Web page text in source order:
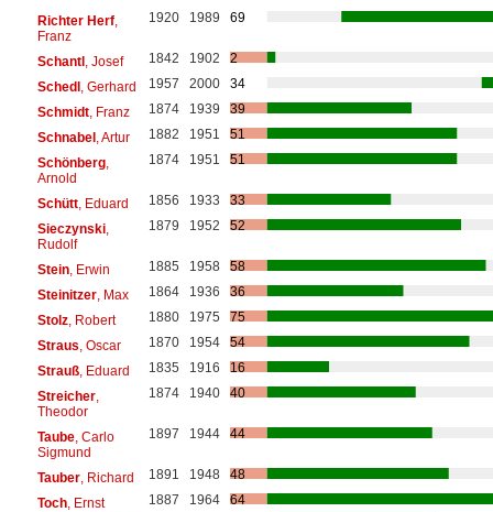
Richter Herf,
Franz
1920 1989 69
Schantl, Josef 1842 1902
2
Schedl, Gerhard 1957 2000
34
Schmidt, Franz 1874 1939
39
Schnabel, Artur 1882 1951
51
Schönberg,
Arnold
1874 1951 51
Schütt, Eduard 1856 1933
33
Sieczynski,
Rudolf
1879 1952 52
Stein, Erwin 1885 1958
58
Steinitzer, Max 1864 1936
36
Stolz, Robert 1880 1975
75
Straus , Oscar 1870 1954
54
Strauß, Eduard 1835 1916
16
Streicher,
Theodor
1874 1940 40
Taube, Carlo
Sigmund
1897 1944 44
Tauber, Richard 1891 1948
48
Toch, Ernst 1887 1964
64